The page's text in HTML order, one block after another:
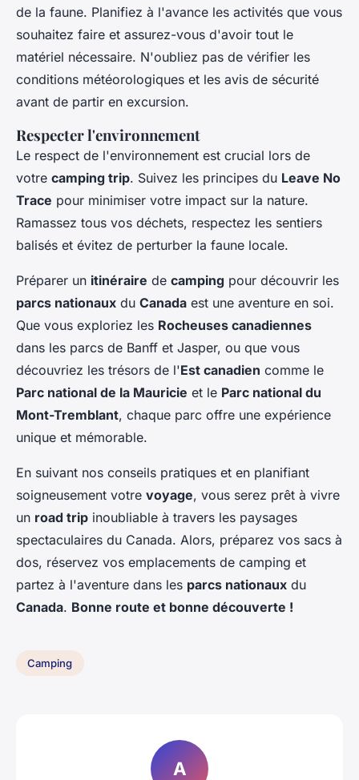
de la faune. Planifiez à l'avance les activités que vous
souhaitez faire et assurez-vous d'avoir tout le
matériel nécessaire. N'oubliez pas de vérifier les
conditions météorologiques et les avis de sécurité
avant de partir en excursion.
Respecter l'environnement
Le respect de l'environnement est crucial lors de
votre camping trip. Suivez les principes du Leave No
Trace pour minimiser votre impact sur la nature.
Ramassez tous vos déchets, respectez les sentiers
balisés et évitez de perturber la faune locale.
Préparer un itinéraire de camping pour découvrir les
parcs nationaux du Canada est une aventure en soi.
Que vous exploriez les Rocheuses canadiennes
dans les parcs de Banff et Jasper, ou que vous
découvriez les trésors de l'Est canadien comme le
Parc national de la Mauricie et le Parc national du
Mont-Tremblant, chaque parc offre une expérience
unique et mémorable.
En suivant nos conseils pratiques et en planifiant
soigneusement votre voyage, vous serez prêt à vivre
un road trip inoubliable à travers les paysages
spectaculaires du Canada. Alors, préparez vos sacs à
dos, réservez vos emplacements de camping et
partez à l'aventure dans les parcs nationaux du
Canada. Bonne route et bonne découverte !
Camping
A